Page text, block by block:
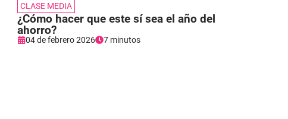
CLASE MEDIA
¿Cómo hacer que este sí sea el año del
ahorro?
04 de febrero 2026 7 minutos